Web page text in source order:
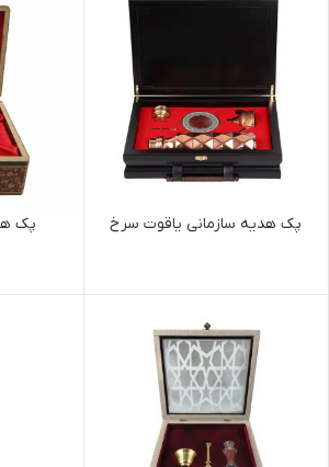
پک هدیه سازمانی یاقوت سرخ پک